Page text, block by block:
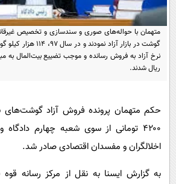
سرگرمی
فناوری
سلامت
پیامک
روانشناسی
آشپزی
متهمان با حواله‌های صوری و سندسازی و تخصیص
گوشت در بازار آزاد
ریال شدند.
حکم متهمان پرونده فروش آزاد گوشت‌های
۴۲۰۰ تومانی از سوی شعبه چهارم
اخلالگران و مفسدان اقتصادی صادر شد.
به گزارش ایسنا به نقل از مرکز رسانه